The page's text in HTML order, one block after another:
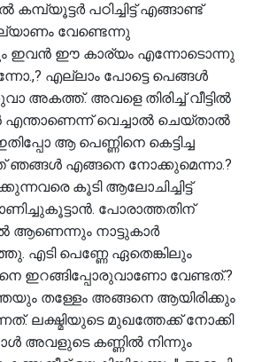
പഠിച്ചിട്ട് എങ്ങാണ്ട്
വേണ്ടെന്നു
ഇവൻ ഈ കാര്യം എന്നോടൊന്നു
എല്ലാം പോട്ടെ പെങ്ങൾ
അകത്ത്. അവളെ തിരിച്ച് വീട്ടിൽ
എന്താണെന്ന് വെച്ചാൽ ചെയ്താൽ
ആ പെണ്ണിനെ കെട്ടിച്ച
ഞങ്ങൾ എങ്ങനെ നോക്കുമെന്നാ.?
കൂടി ആലോചിച്ചിട്ട്
പോരാത്തതിന്
ആണെന്നും നാട്ടുകാർ
എടി പെണ്ണേ ഏതെങ്കിലും
ഇറങ്ങിപ്പോരുവാണോ വേണ്ടത്.?
തള്ളേം അങ്ങനെ ആയിരിക്കും
ലക്ഷ്മിയുടെ മുഖത്തേക്ക് നോക്കി
അവളുടെ കണ്ണിൽ നിന്നും